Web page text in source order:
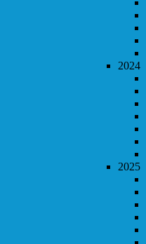
2024
2025